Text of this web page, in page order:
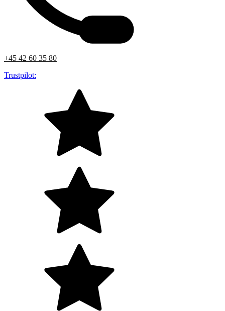
+45 42 60 35 80
Trustpilot: